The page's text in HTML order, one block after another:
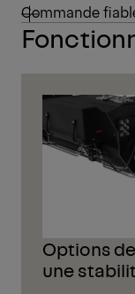
Commande
Options
une